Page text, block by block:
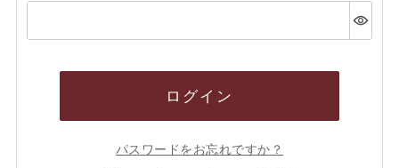
須)
ログイン
パスワードをお忘れですか？